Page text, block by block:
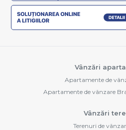
Vânzări
Apartamente de
Apartamente de vânzare
Vânzări
Terenuri de